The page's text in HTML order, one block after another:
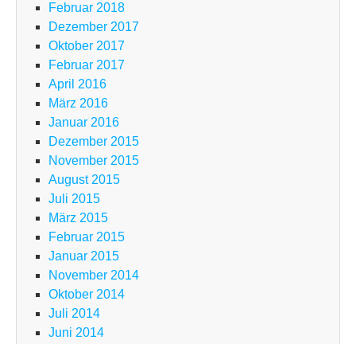
Februar 2018
Dezember 2017
Oktober 2017
Februar 2017
April 2016
März 2016
Januar 2016
Dezember 2015
November 2015
August 2015
Juli 2015
März 2015
Februar 2015
Januar 2015
November 2014
Oktober 2014
Juli 2014
Juni 2014